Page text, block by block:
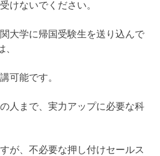
けないでください。
大学に帰国受験生を送り込んで
、
可能です。
人まで、実力アップに必要な科
が、不必要な押し付けセールス